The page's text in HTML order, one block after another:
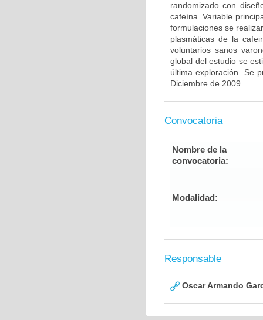
randomizado con
cafeína. Variable
formulaciones se
plasmáticas de la
voluntarios sanos
global del estudio se
última exploración. Se
Diciembre de 2009.
Convocatoria
Nombre de la
convocatoria:
Modalidad:
Responsable
Oscar Armando